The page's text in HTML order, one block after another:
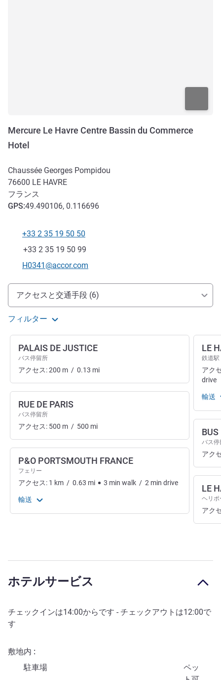
Mercure Le Havre Centre Bassin du Commerce
Hotel
Chaussée Georges Pompidou
76600 LE HAVRE
フランス
GPS:49.490106, 0.116696
電話番号
+33 2 35 19 50 50
ファックス
+33 2 35 19 50 99
Eメール
H0341@accor.com
アクセスと交通機関
アクセスと交通手段 (6)
フィルター
PALAIS DE JUSTICE
バス停留所
アクセス:200 m / 0.13 mi
RUE DE PARIS
バス停留所
アクセス: 500 m / 500 mi
P&O PORTSMOUTH FRANCE
フェリー
アクセス: 1 km / 0.63 mi 3 min walk / 2 min drive
輸送
LE
鉄道駅
アク
drive
輸送
BUS
バス停
アク
LE
ヘリポ
アク
ホテルサービス
チェックインは14:00からです - チェックアウトは12:00で
す
敷地内
駐車場
ペッ